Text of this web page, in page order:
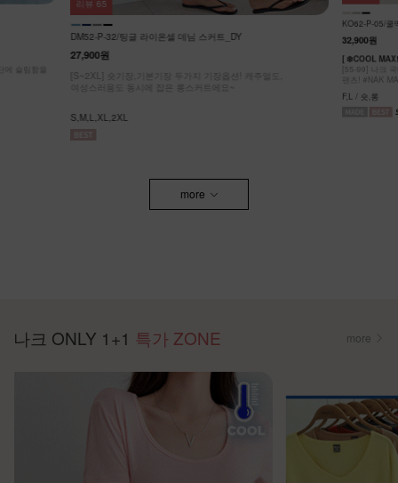
DM52-P-32/팅글 라이온셀 데님 스커트_DY
27,900원
[S~2XL] 숏기장,기본기장 두가지 기장옵션! 캐주얼도,
여성스러움도 동시에 잡은 롱스커트에요~
S,M,L,XL,2XL
리뷰 65
KO62-P-05/쿨
32,900원
[ ❄️COOL
[55-99] 나크
팬츠! #NAK
F,L / 숏,롱
more
나크 ONLY 1+1 특가 ZONE more